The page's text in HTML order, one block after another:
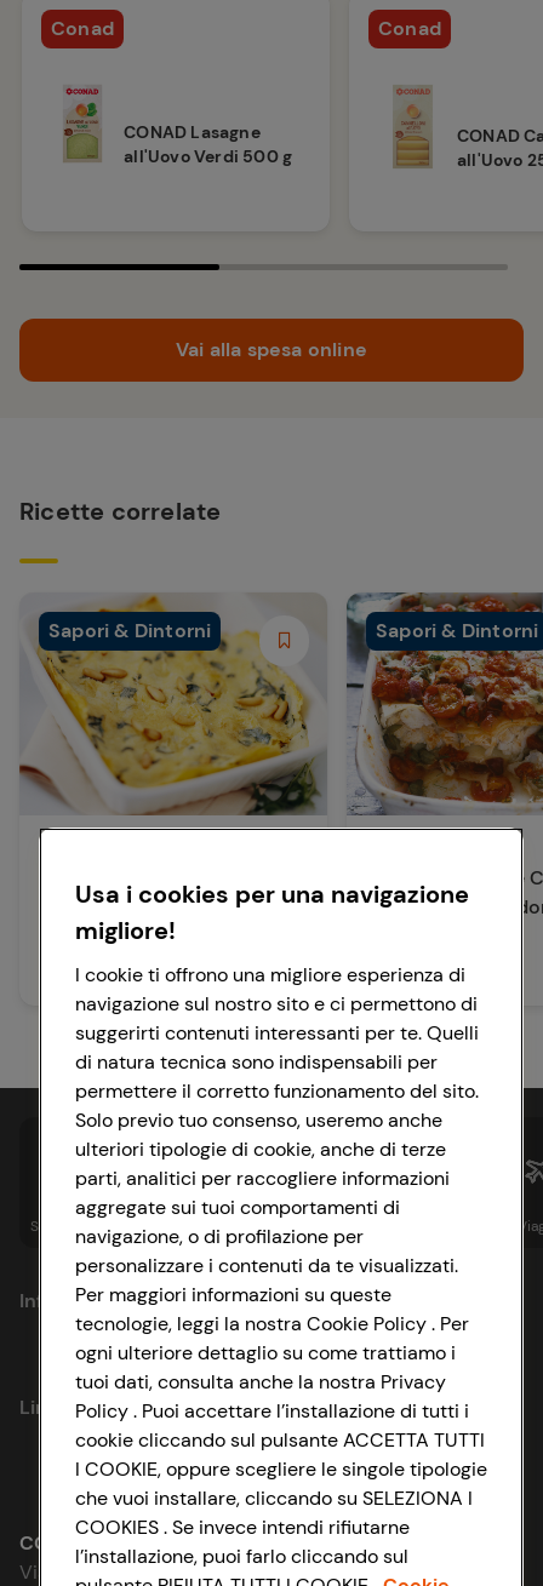
Conad
CONAD Lasagne
all'Uovo Verdi 500 g
Conad
CONAD
all'Uovo
Vai alla spesa online
Ricette correlate
Sapori & Dintorni
Primi Piatti
Sapori & Dintorni
Lasagne di Pesce
Capperi e
30 min Media
Spesa online Assicurazioni Sapori&
Informazioni
Privacy Policy
Cookie Policy
Impostazioni Cookie
Accessibilità
Link utili
Lavora con noi
Le cooperative
CONAD SOCIETÀ COOPERATIVA
Via Michelino, 59 | 40127 BOLOGNA
Usa i cookies per una navigazione
migliore!
I cookie ti offrono una migliore esperienza di
navigazione sul nostro sito e ci permettono di
suggerirti contenuti interessanti per te. Quelli
di natura tecnica sono indispensabili per
permettere il corretto funzionamento del sito.
Solo previo tuo consenso, useremo anche
ulteriori tipologie di cookie, anche di terze
parti, analitici per raccogliere informazioni
aggregate sui tuoi comportamenti di
navigazione, o di profilazione per
personalizzare i contenuti da te visualizzati.
Per maggiori informazioni su queste
tecnologie, leggi la nostra Cookie Policy . Per
ogni ulteriore dettaglio su come trattiamo i
tuoi dati, consulta anche la nostra Privacy
Policy . Puoi accettare l’installazione di tutti i
cookie cliccando sul pulsante ACCETTA TUTTI
I COOKIE, oppure scegliere le singole tipologie
che vuoi installare, cliccando su SELEZIONA I
COOKIES . Se invece intendi rifiutarne
l’installazione, puoi farlo cliccando sul